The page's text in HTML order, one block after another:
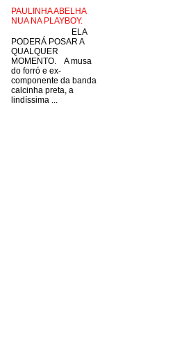
PAULINHA ABELHA
NUA NA PLAYBOY.
ELA
PODERÁ POSAR A
QUALQUER
MOMENTO. A musa
do forró e ex-
componente da banda
calcinha preta, a
lindíssima ...